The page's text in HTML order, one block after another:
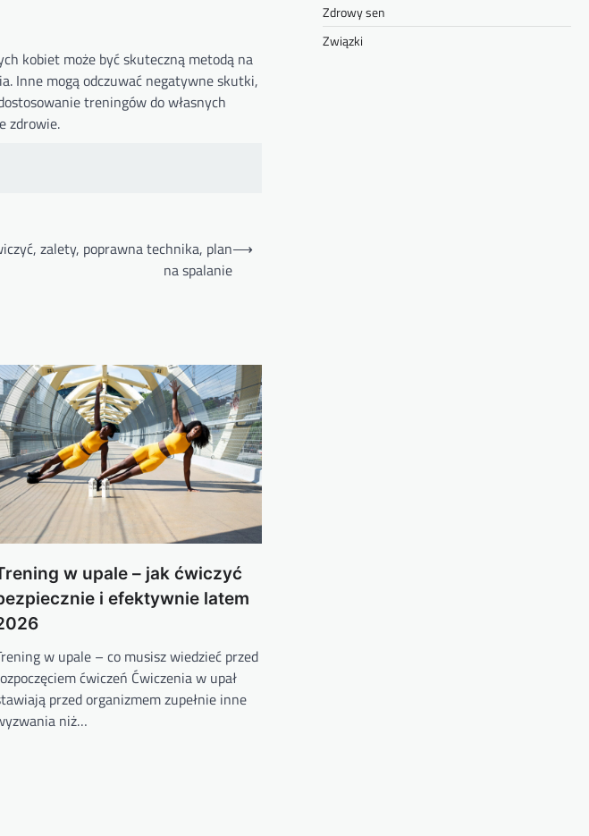
kobiet może być skuteczną metodą na
Inne mogą odczuwać negatywne skutki,
treningów do własnych
zdrowie.
zalety, poprawna technika, plan
na spalanie
⟶
w upale – jak ćwiczyć
i efektywnie latem
w upale – co musisz wiedzieć przed
ćwiczeń Ćwiczenia w upał
przed organizmem zupełnie inne
niż…
Zdrowy sen
Związki